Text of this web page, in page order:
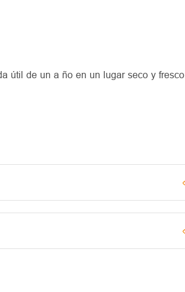
útil de un a ño en un lugar seco y fresco.